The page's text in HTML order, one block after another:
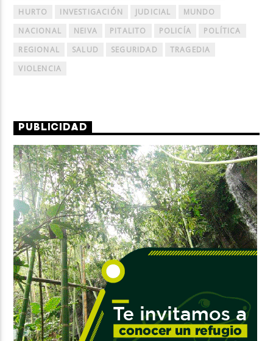
HURTO
INVESTIGACIÓN JUDICIAL
MUNDO
NACIONAL
NEIVA PITALITO POLICÍA
POLÍTICA
REGIONAL
SALUD SEGURIDAD
TRAGEDIA
VIOLENCIA
PUBLICIDAD